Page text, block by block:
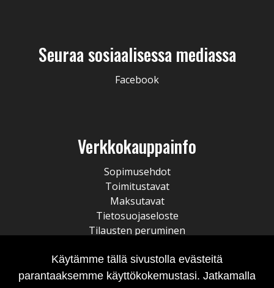
Seuraa sosiaalisessa mediassa
Facebook
Verkkokauppainfo
Sopimusehdot
Toimitustavat
Maksutavat
Tietosuojaseloste
Tilausten peruminen
Käytämme tällä sivustolla evästeitä
parantaaksemme käyttökokemustasi. Jatkamalla